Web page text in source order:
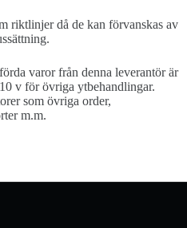
riktlinjer då de kan förvanskas av
varor från denna leverantör är
v för övriga ytbehandlingar.
som övriga order,
m.m.